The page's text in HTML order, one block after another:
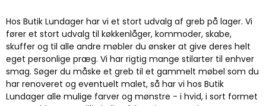
Hos Butik Lundager har vi et stort udvalg af greb på lager. Vi
fører et stort udvalg til køkkenlåger, kommoder, skabe,
skuffer og til alle andre møbler du ønsker at give deres helt
eget personlige præg. Vi har rigtig mange stilarter til enhver
smag. Søger du måske et greb til et gammelt møbel som du
har renoveret og eventuelt malet, så har vi hos Butik
Lundager alle mulige farver og mønstre - i hvid, i sort formet